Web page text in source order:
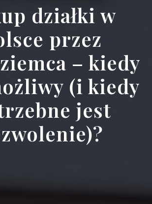
działki w
przez
– kiedy
(i kiedy
jest